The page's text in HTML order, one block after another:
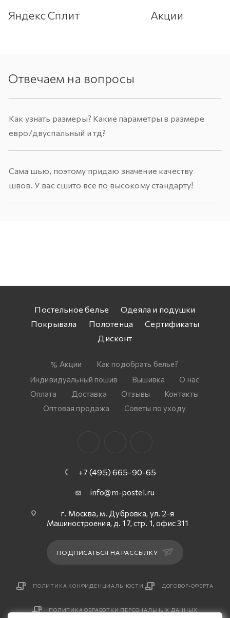
Яндекс Сплит Акции
Отвечаем на вопросы
Как узнать размеры? Какие параметры в размере
евро/двуспальный и тд?
Сама шью, поэтому придаю значение качеству
швов. У вас сшито все по высокому стандарту!
Постельное белье
Одеяла и подушки
Покрывала
Полотенца
Сертификаты
Дисконт
Акции
Как подобрать белье?
Индивидуальный пошив
Вышивка
О нас
Оплата
Доставка Отзывы
Контакты
Оптовая продажа
Советы по уходу
+7 (495) 665-90-65
info@m-postel.ru
г. Москва, м. Дубровка, ул. 2-я
Машиностроения, д. 17, стр. 1, офис 311
ПОДПИСАТЬСЯ НА РАССЫЛКУ
ПОЛИТИКА КОНФИДЕНЦИАЛЬНОСТИ ДОГОВОР-ОФЕРТА
ПОЛИТИКА ОБРАБОТКИ ПЕРСОНАЛЬНЫХ ДАННЫХ